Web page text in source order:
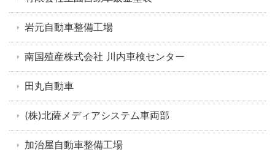
岩元自動車整備工場
南国殖産株式会社 川内車検センター
田丸自動車
(株)北薩メディアシステム車両部
加治屋自動車整備工場